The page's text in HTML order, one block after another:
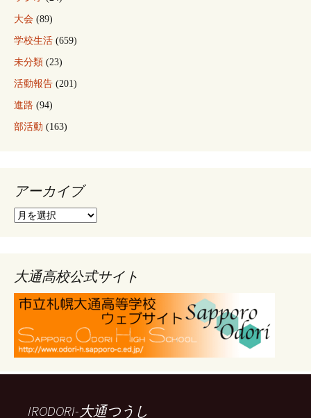
大会 (89)
学校生活 (659)
未分類 (23)
活動報告 (201)
進路 (94)
部活動 (163)
アーカイブ
ア
ブ
大通高校公式サイト
IRODORI-大通つうし